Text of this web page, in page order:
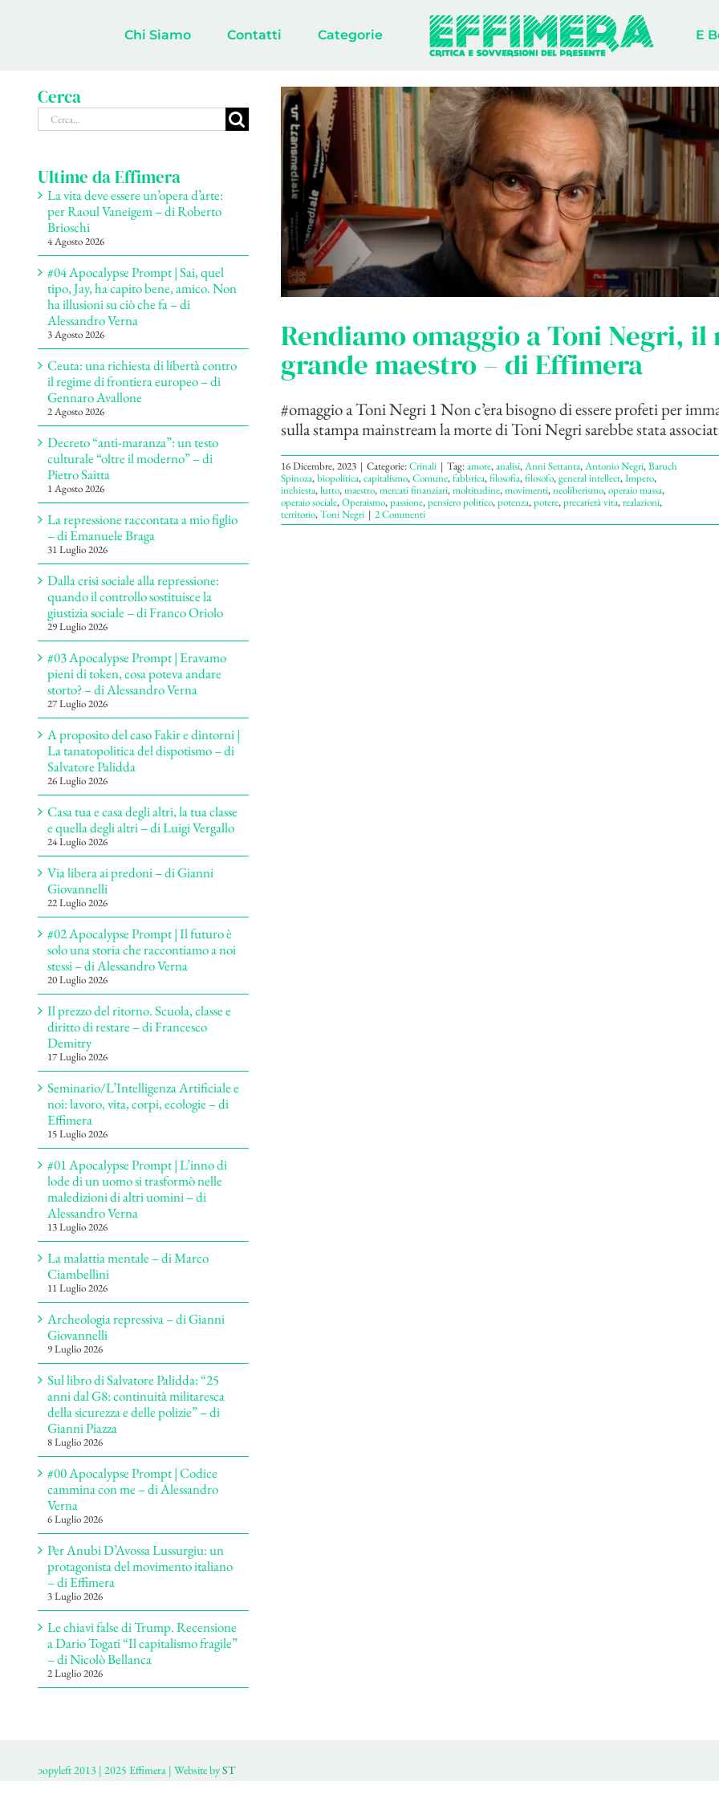
Chi Siamo Contatti Categorie E
Rendiamo omaggio a Toni Negri, il
grande maestro – di Effimera
#omaggio a Toni Negri 1 Non c’era bisogno di essere profeti per
sulla stampa mainstream la morte di Toni Negri sarebbe stata
16 Dicembre, 2023 | Categorie:Crinali | Tag:amore,analisi,Anni Settanta,Antonio Negri,Baruch
Spinoza,biopolitica,capitalismo,Comune,fabbrica,filosofia,filosofo,general intellect,Impero,
inchiesta,lutto,maestro,mercati finanziari,moltitudine,movimenti,neoliberismo,operaio massa,
operaio sociale,Operaismo,passione,pensiero politico,potenza,potere,precarietà vita,realazioni,
territorio,Toni Negri | 2 Commenti
Cerca
Cerca
per:
Ultime da Effimera
La vita deve essere un’opera d’arte:
per Raoul Vaneigem – di Roberto
Brioschi
4 Agosto 2026
#04 Apocalypse Prompt | Sai, quel
tipo, Jay, ha capito bene, amico. Non
ha illusioni su ciò che fa – di
Alessandro Verna
3 Agosto 2026
Ceuta: una richiesta di libertà contro
il regime di frontiera europeo – di
Gennaro Avallone
2 Agosto 2026
Decreto “anti-maranza”: un testo
culturale “oltre il moderno” – di
Pietro Saitta
1 Agosto 2026
La repressione raccontata a mio figlio
– di Emanuele Braga
31 Luglio 2026
Dalla crisi sociale alla repressione:
quando il controllo sostituisce la
giustizia sociale – di Franco Oriolo
29 Luglio 2026
#03 Apocalypse Prompt | Eravamo
pieni di token, cosa poteva andare
storto? – di Alessandro Verna
27 Luglio 2026
A proposito del caso Fakir e dintorni |
La tanatopolitica del dispotismo – di
Salvatore Palidda
26 Luglio 2026
Casa tua e casa degli altri, la tua classe
e quella degli altri – di Luigi Vergallo
24 Luglio 2026
Via libera ai predoni – di Gianni
Giovannelli
22 Luglio 2026
#02 Apocalypse Prompt | Il futuro è
solo una storia che raccontiamo a noi
stessi – di Alessandro Verna
20 Luglio 2026
Il prezzo del ritorno. Scuola, classe e
diritto di restare – di Francesco
Demitry
17 Luglio 2026
Seminario/L’Intelligenza Artificiale e
noi: lavoro, vita, corpi, ecologie – di
Effimera
15 Luglio 2026
#01 Apocalypse Prompt | L’inno di
lode di un uomo si trasformò nelle
maledizioni di altri uomini – di
Alessandro Verna
13 Luglio 2026
La malattia mentale – di Marco
Ciambellini
11 Luglio 2026
Archeologia repressiva – di Gianni
Giovannelli
9 Luglio 2026
Sul libro di Salvatore Palidda: “25
anni dal G8: continuità militaresca
della sicurezza e delle polizie” – di
Gianni Piazza
8 Luglio 2026
#00 Apocalypse Prompt | Codice
cammina con me – di Alessandro
Verna
6 Luglio 2026
Per Anubi D’Avossa Lussurgiu: un
protagonista del movimento italiano
– di Effimera
3 Luglio 2026
Le chiavi false di Trump. Recensione
a Dario Togati “Il capitalismo fragile”
– di Nicolò Bellanca
2 Luglio 2026
ɔopyleft 2013 | 2025 Effimera | Website byST